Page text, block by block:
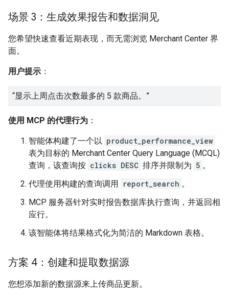
场景 3：生成效果报告和数据洞见
您希望快速查看近期表现，而无需浏览 Merchant Center 界
面。
用户提示 ：
“显示上周点击次数最多的 5 款商品。”
使用 MCP 的代理行为 ：
智能体构建了一个以 product_performance_view
表为目标的 Merchant Center Query Language (MCQL)
查询，该查询按 clicks DESC 排序并限制为 5 。
代理使用构建的查询调用 report_search 。
MCP 服务器针对实时报告数据库执行查询，并返回相
应行。
该智能体将结果格式化为简洁的 Markdown 表格。
方案 4：创建和提取数据源
您想添加新的数据源来上传商品更新。